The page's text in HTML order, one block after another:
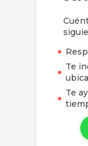
Te
Te